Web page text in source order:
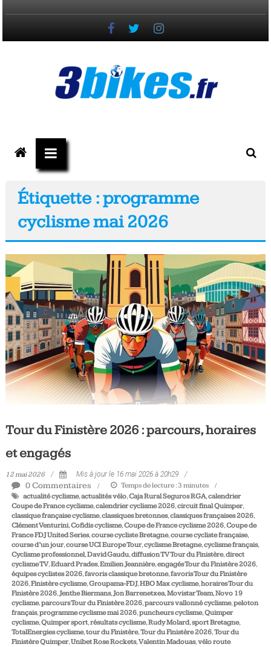
votre
magazine
Vélo,
Gravel
&
Triathlon
Tous
les
jours,
votre
actualité
vélo
et
triathlon
Étiquette : programme
cyclisme mai 2026
Tour du Finistère 2026 : parcours, horaires
et engagés
12 mai 2026 Mis à jour le 16 mai 2026 à 20h29
0 Commentaires Temps de lecture :3 minutes
actualité cyclisme,actualités vélo,Caja Rural Seguros RGA,calendrier
Coupe de France cyclisme,calendrier cyclisme 2026,circuit final Quimper,
classique française cyclisme,classiques bretonnes,classiques françaises 2026,
Clément Venturini,Cofidis cyclisme,Coupe de France cyclisme 2026,Coupe de
France FDJ United Series,course cycliste Bretagne,course cycliste française,
course d’un jour,course UCI Europe Tour,cyclisme Bretagne,cyclisme français,
Cyclisme professionnel,David Gaudu,diffusion TV Tour du Finistère,direct
cyclisme TV,Eduard Prades,Emilien Jeannière,engagés Tour du Finistère 2026,
équipes cyclistes 2026,favoris classique bretonne,favoris Tour du Finistère
2026,Finistère cyclisme,Groupama-FDJ,HBO Max cyclisme,horaires Tour du
Finistère 2026,Jenthe Biermans,Jon Barrenetxea,Movistar Team,Novo 19
cyclisme,parcours Tour du Finistère 2026,parcours vallonné cyclisme,peloton
français,programme cyclisme mai 2026,puncheurs cyclisme,Quimper
cyclisme,Quimper sport,résultats cyclisme,Rudy Molard,sport Bretagne,
TotalEnergies cyclisme,tour du Finistère,Tour du Finistère 2026,Tour du
Finistère Quimper,Unibet Rose Rockets,Valentin Madouas,vélo route